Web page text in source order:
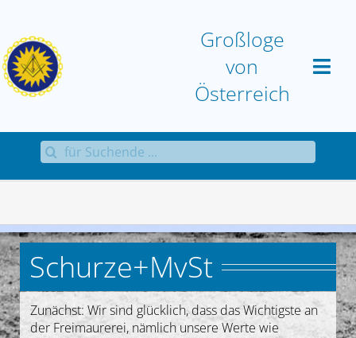
springen
Großloge
von
Österreich
Home
Aktuell
Sammlungen
Antworten
Suche
nach:
Schurze+MvSt
Zunächst: Wir sind glücklich, dass das Wichtigste an
der Freimaurerei, nämlich unsere Werte wie